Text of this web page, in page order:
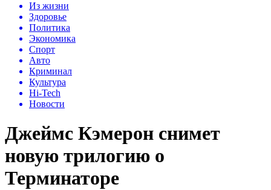
Из жизни
Здоровье
Политика
Экономика
Спорт
Авто
Криминал
Культура
Hi-Tech
Новости
Джеймс Кэмерон снимет
новую трилогию о
Терминаторе